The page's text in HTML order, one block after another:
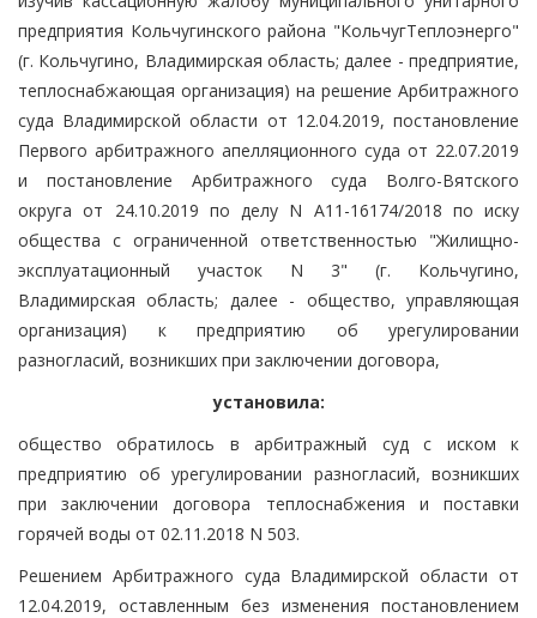
предприятия Кольчугинского района "КольчугТеплоэнерго"
(г. Кольчугино, Владимирская область; далее - предприятие,
теплоснабжающая организация) на решение Арбитражного
суда Владимирской области от 12.04.2019, постановление
Первого арбитражного апелляционного суда от 22.07.2019
и постановление Арбитражного суда Волго-Вятского
округа от 24.10.2019 по делу N А11-16174/2018 по иску
общества с ограниченной ответственностью "Жилищно-
эксплуатационный участок N 3" (г. Кольчугино,
Владимирская область; далее - общество, управляющая
организация) к предприятию об урегулировании
разногласий, возникших при заключении договора,
установила:
общество обратилось в арбитражный суд с иском к
предприятию об урегулировании разногласий, возникших
при заключении договора теплоснабжения и поставки
горячей воды от 02.11.2018 N 503.
Решением Арбитражного суда Владимирской области от
12.04.2019, оставленным без изменения постановлением